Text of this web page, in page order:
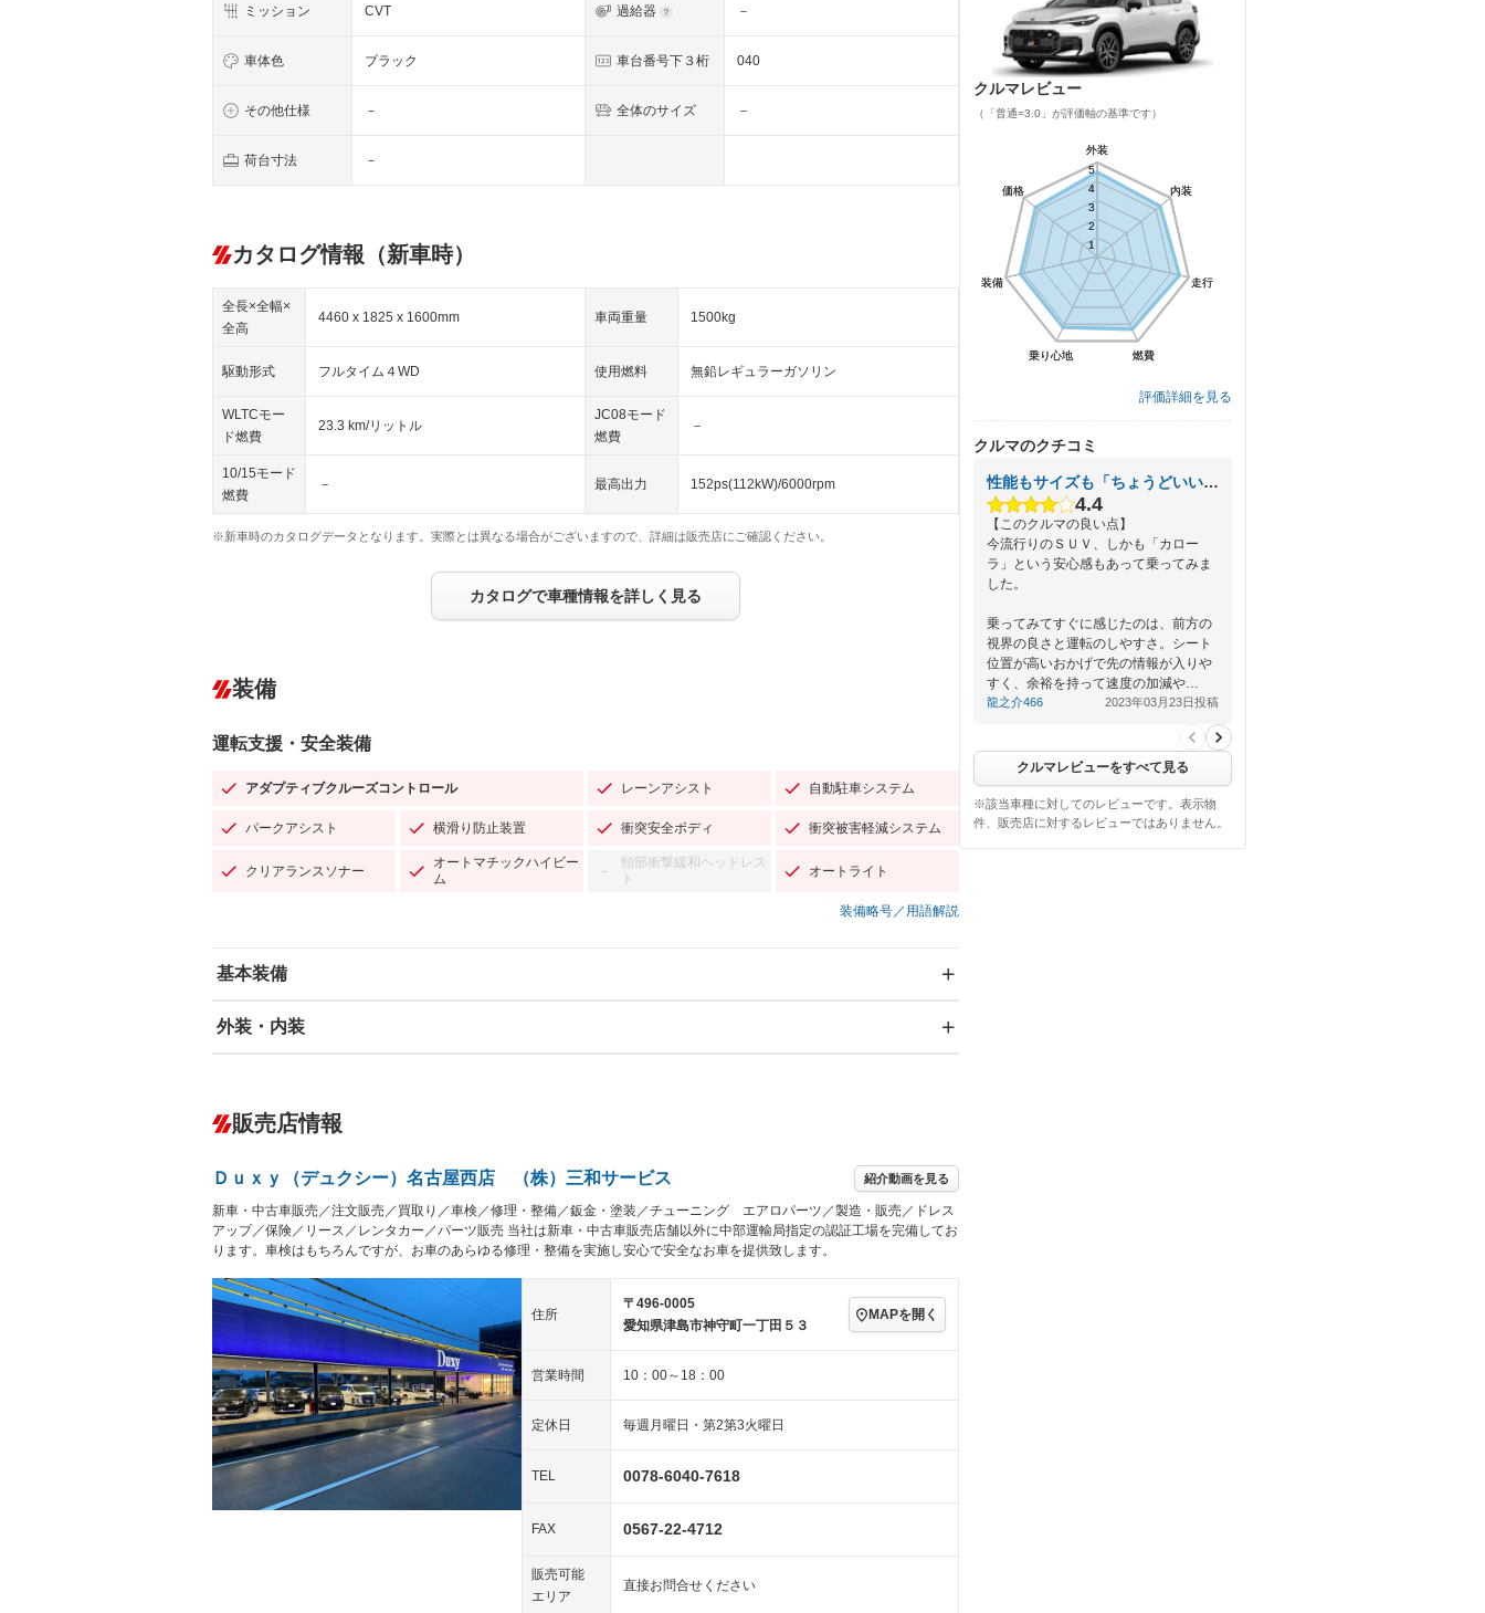
ミッション CVT 過給器 －
車体色 ブラック 車台番号下３桁 040
その他仕様 － 全体のサイズ －
荷台寸法 －
カタログ情報（新車時）
全長×全幅×
全高
4460 x 1825 x 1600mm 車両重量 1500kg
駆動形式 フルタイム４WD 使用燃料 無鉛レギュラーガソリン
WLTCモー
ド燃費
23.3 km/リットル
JC08モード
燃費
－
10/15モード
燃費
－ 最高出力 152ps(112kW)/6000rpm
※新車時のカタログデータとなります。実際とは異なる場合がございますので、詳細は販売店にご確認ください。
カタログで車種情報を詳しく見る
装備
運転支援・安全装備
アダプティブクルーズコントロール レーンアシスト 自動駐車システム
パークアシスト 横滑り防止装置 衝突安全ボディ 衝突被害軽減システム
クリアランスソナー
オートマチックハイビー
ム
－
頸部衝撃緩和ヘッドレス
ト
オートライト
装備略号／用語解説
基本装備
エアバッグ：運転席/助手席/サイド
－ ダウンヒルアシストコントロール
Bluetooth接続 100V電源 － クリーンディーゼル センターデフロック
－ レンタカーアップ － 展示・試乗車 電動格納ミラー
外装・内装
－ オーディオ
－
ー
－ 革シート － ハーフレザーシート キーレス
LEDヘッドランプ － HID(キセノンライト) － ポータブルナビ バックカメラ
ETC2.0 － エアロ スマートキー － ローダウン
－ ランフラットタイヤ 3列シート ベンチシート
－ フルフラットシート － チップアップシート オットマン 電動格納サードシート
シートヒーター － ウォークスルー 後席モニター
フロントカメラ － シートエアコン 全周囲カメラ
－ ルーフレール － エアサスペンション
販売店情報
Ｄｕｘｙ（デュクシー）名古屋西店 （株）三和サービス 紹介動画を見る
新車・中古車販売／注文販売／買取り／車検／修理・整備／鈑金・塗装／チューニング エアロパーツ／製造・販売／ドレス
アップ／保険／リース／レンタカー／パーツ販売 当社は新車・中古車販売店舗以外に中部運輸局指定の認証工場を完備してお
ります。車検はもちろんですが、お車のあらゆる修理・整備を実施し安心で安全なお車を提供致します。
住所
〒496-0005
愛知県津島市神守町一丁田５３
MAPを開く
営業時間 10：00～18：00
定休日 毎週月曜日・第2第3火曜日
TEL 0078-6040-7618
FAX 0567-22-4712
販売可能
エリア
直接お問合せください
クルマレビュー
（「普通=3.0」が評価軸の基準です）
外装
内装
走行
燃費
乗り心地
装備
価格
1
2
3
4
5
外装
内装
走行
燃費
乗り心地
装備
価格
1
2
3
4
5
評価詳細を見る
クルマのクチコミ
性能もサイズも「ちょうどいい」トヨタのＳＵＶ
4.4
【このクルマの良い点】
今流行りのＳＵＶ、しかも「カロー
ラ」という安心感もあって乗ってみま
した。
乗ってみてすぐに感じたのは、前方の
視界の良さと運転のしやすさ。シート
位置が高いおかげで先の情報が入りや
すく、余裕を持って速度の加減や…
龍之介466 2023年03月23日投稿
クルマレビューをすべて見る
※該当車種に対してのレビューです。表示物
件、販売店に対するレビューではありません。